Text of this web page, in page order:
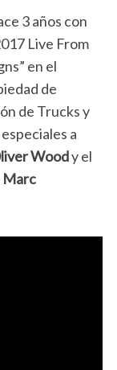
3 años con
Live From
en el
de
de Trucks y
a
Woody el
Marc